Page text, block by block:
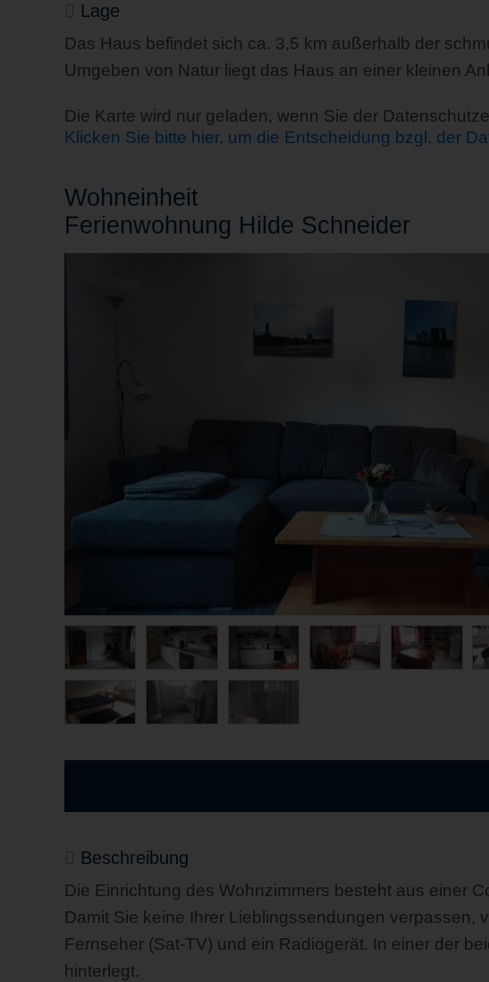
Lage
Das Haus befindet sich ca. 3,5 km außerhalb der
Umgeben von Natur liegt das Haus an einer kleinen
Die Karte wird nur geladen, wenn Sie der
Klicken Sie bitte hier, um die Entscheidung bzgl. der
Wohneinheit
Ferienwohnung Hilde Schneider
Beschreibung
Die Einrichtung des Wohnzimmers besteht aus einer
Damit Sie keine Ihrer Lieblingssendungen verpassen,
Fernseher (Sat-TV) und ein Radiogerät. In einer der
hinterlegt.